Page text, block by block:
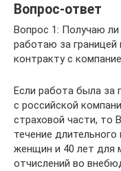
Вопрос-ответ
Вопрос 1: Получаю ли
работаю за границей
контракту с
Если работа была за
с российской
страховой части, то
течение
женщин и 40 лет для
отчислений во